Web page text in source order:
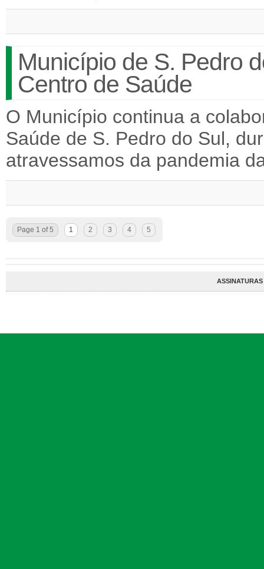
Município de S. Pedro
Centro de Saúde
O Município continua a
Saúde de S. Pedro do Sul,
atravessamos da pandemia
Page 1 of 5 1 2 3 4 5
ASSINATURAS